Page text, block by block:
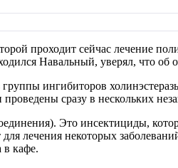
проходит сейчас лечение
Навальный, уверял, что об
ингибиторов
сразу в нескольких
Это инсектициды,
лечения некоторых
в кафе.